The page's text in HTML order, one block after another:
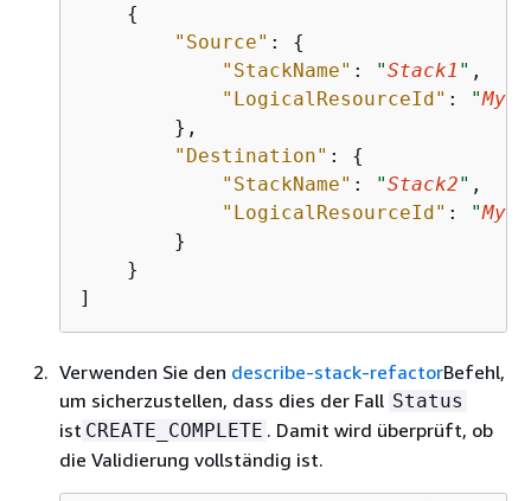
{
"Source" : {
"StackName" : "Stack1 " ,
"LogicalResourceId" : "
        },
"Destination" : {
"StackName" : "Stack2" ,
"LogicalResourceId" : "
        }
    }
]
Verwenden Sie den describe-stack-refactorBefehl,
um sicherzustellen, dass dies der Fall Status
ist CREATE_COMPLETE . Damit wird überprüft, ob
die Validierung vollständig ist.